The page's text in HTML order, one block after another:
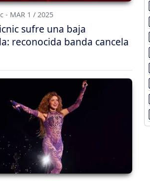
- MAR 1 / 2025
sufre una baja
reconocida banda cancela